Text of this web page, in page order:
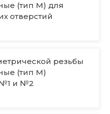
(тип М) для
отверстий
резьбы
(тип М)
и №2